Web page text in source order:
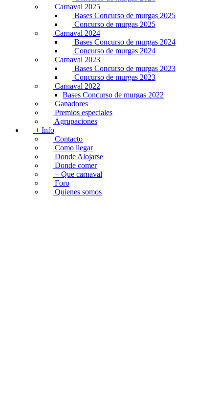
Carnaval 2025
Bases Concurso de murgas 2025
Concurso de murgas 2025
Carnaval 2024
Bases Concurso de murgas 2024
Concurso de murgas 2024
Carnaval 2023
Bases Concurso de murgas 2023
Concurso de murgas 2023
Carnaval 2022
Bases Concurso de murgas 2022
Ganadores
Premios especiales
Agrupaciones
+ Info
Contacto
Como llegar
Donde Alojarse
Donde comer
+ Que carnaval
Foro
Quienes somos